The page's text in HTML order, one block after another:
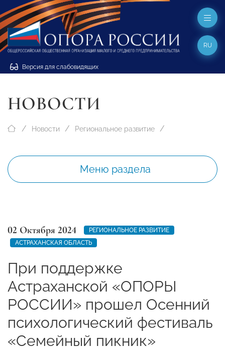
Версия для слабовидящих
RU
НОВОСТИ
Новости Региональное развитие
Меню раздела
02 Октября 2024
РЕГИОНАЛЬНОЕ РАЗВИТИЕ
АСТРАХАНСКАЯ ОБЛАСТЬ
При поддержке
Астраханской «ОПОРЫ
РОССИИ» прошел Осенний
психологический фестиваль
«Семейный пикник»